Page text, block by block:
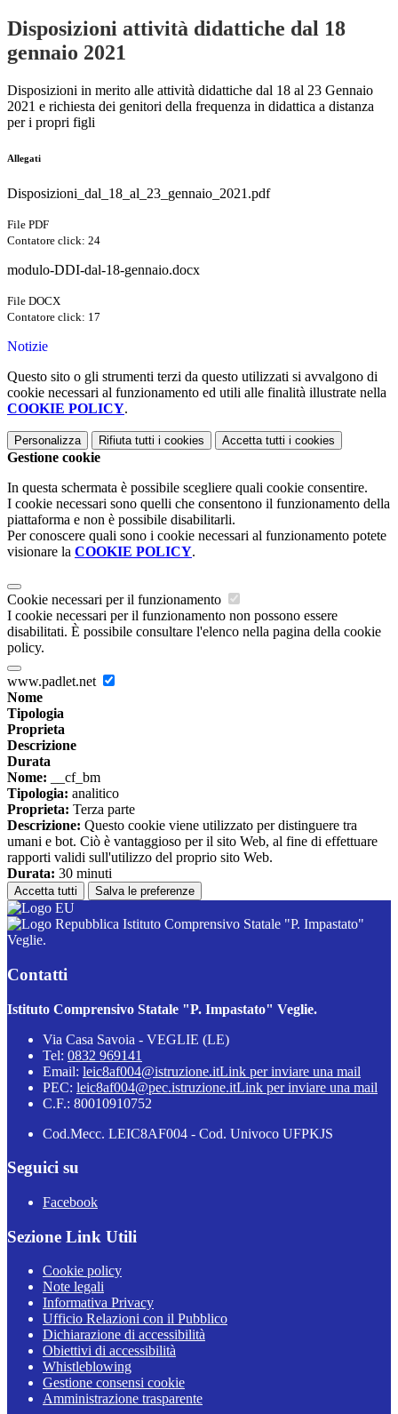
Disposizioni attività didattiche dal 18
gennaio 2021
Disposizioni in merito alle attività didattiche dal 18 al 23 Gennaio
2021 e richiesta dei genitori della frequenza in didattica a distanza
per i propri figli
Allegati
Disposizioni_dal_18_al_23_gennaio_2021.pdf
File PDF
Contatore click: 24
modulo-DDI-dal-18-gennaio.docx
File DOCX
Contatore click: 17
Notizie
Questo sito o gli strumenti terzi da questo utilizzati si avvalgono di
cookie necessari al funzionamento ed utili alle finalità illustrate nella
COOKIE POLICY.
Personalizza Rifiuta tutti i cookies Accetta tutti i cookies
Gestione cookie
In questa schermata è possibile scegliere quali cookie consentire.
I cookie necessari sono quelli che consentono il funzionamento della
piattaforma e non è possibile disabilitarli.
Per conoscere quali sono i cookie necessari al funzionamento potete
visionare la COOKIE POLICY.
Cookie necessari per il funzionamento
I cookie necessari per il funzionamento non possono essere
disabilitati. È possibile consultare l'elenco nella pagina della cookie
policy.
www.padlet.net
Nome
Tipologia
Proprieta
Descrizione
Durata
Nome: __cf_bm
Tipologia: analitico
Proprieta: Terza parte
Descrizione: Questo cookie viene utilizzato per distinguere tra
umani e bot. Ciò è vantaggioso per il sito Web, al fine di effettuare
rapporti validi sull'utilizzo del proprio sito Web.
Durata: 30 minuti
Accetta tutti Salva le preferenze
Istituto Comprensivo Statale "P. Impastato"
Veglie.
Contatti
Istituto Comprensivo Statale "P. Impastato" Veglie.
Via Casa Savoia - VEGLIE (LE)
Tel: 0832 969141
Email: leic8af004@istruzione.itLink per inviare una mail
PEC: leic8af004@pec.istruzione.itLink per inviare una mail
C.F.: 80010910752
Cod.Mecc. LEIC8AF004 - Cod. Univoco UFPKJS
Seguici su
Facebook
Sezione Link Utili
Cookie policy
Note legali
Informativa Privacy
Ufficio Relazioni con il Pubblico
Dichiarazione di accessibilità
Obiettivi di accessibilità
Whistleblowing
Gestione consensi cookie
Amministrazione trasparente